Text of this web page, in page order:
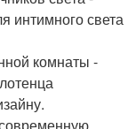
интимного света
комнаты -